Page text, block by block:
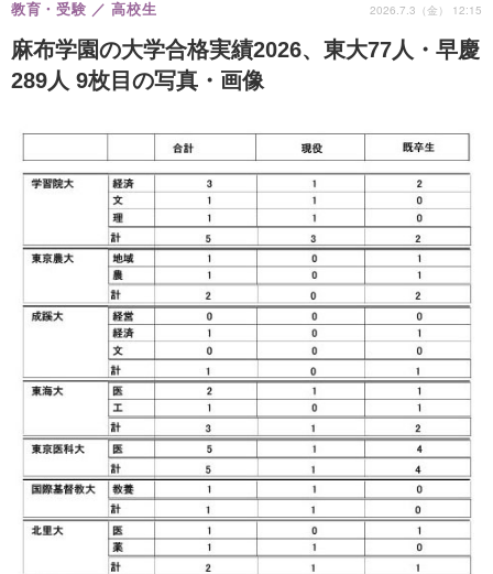
麻布学園の大学合格実績2026、東大77人・早慶
289人 9枚目の写真・画像
教育・受験 高校生 2026.7.3（金） 12:15